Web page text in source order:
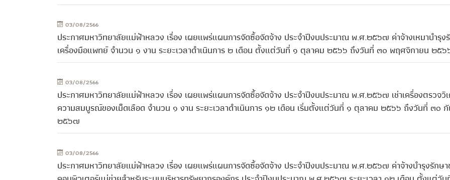
03/08/2566
ประกาศมหาวิทยาลัยแม่ฟ้าหลวง เรื่อง เผยแพร่แผนการจัดซื้อจัดจ้าง ประจำปีงบประมาณ พ.ศ.๒๕๖๗ ค่าจ้างเหมาบำรุง
เครื่องมือแพทย์ จำนวน ๑ งาน ระยะเวลาดำเนินการ ๒ เดือน ตั้งแต่วันที่ ๑ ตุลาคม ๒๕๖๖ ถึงวันที่ ๓๐ พฤศจิกายน ๒๕๖
03/08/2566
ประกาศมหาวิทยาลัยแม่ฟ้าหลวง เรื่อง เผยแพร่แผนการจัดซื้อจัดจ้าง ประจำปีงบประมาณ พ.ศ.๒๕๖๗ เช่าเครื่องตรวจวิ
ความสมบูรณ์ของเม็ดเลือด จำนวน ๑ งาน ระยะเวลาดำเนินการ ๑๒ เดือน เริ่มตั้งแต่วันที่ ๑ ตุลาคม ๒๕๖๖ ถึงวันที่ ๓๐
๒๕๖๗
03/08/2566
ประกาศมหาวิทยาลัยแม่ฟ้าหลวง เรื่อง เผยแพร่แผนการจัดซื้อจัดจ้าง ประจำปีงบประมาณ พ.ศ.๒๕๖๗ ค่าจ้างบำรุงรักษ